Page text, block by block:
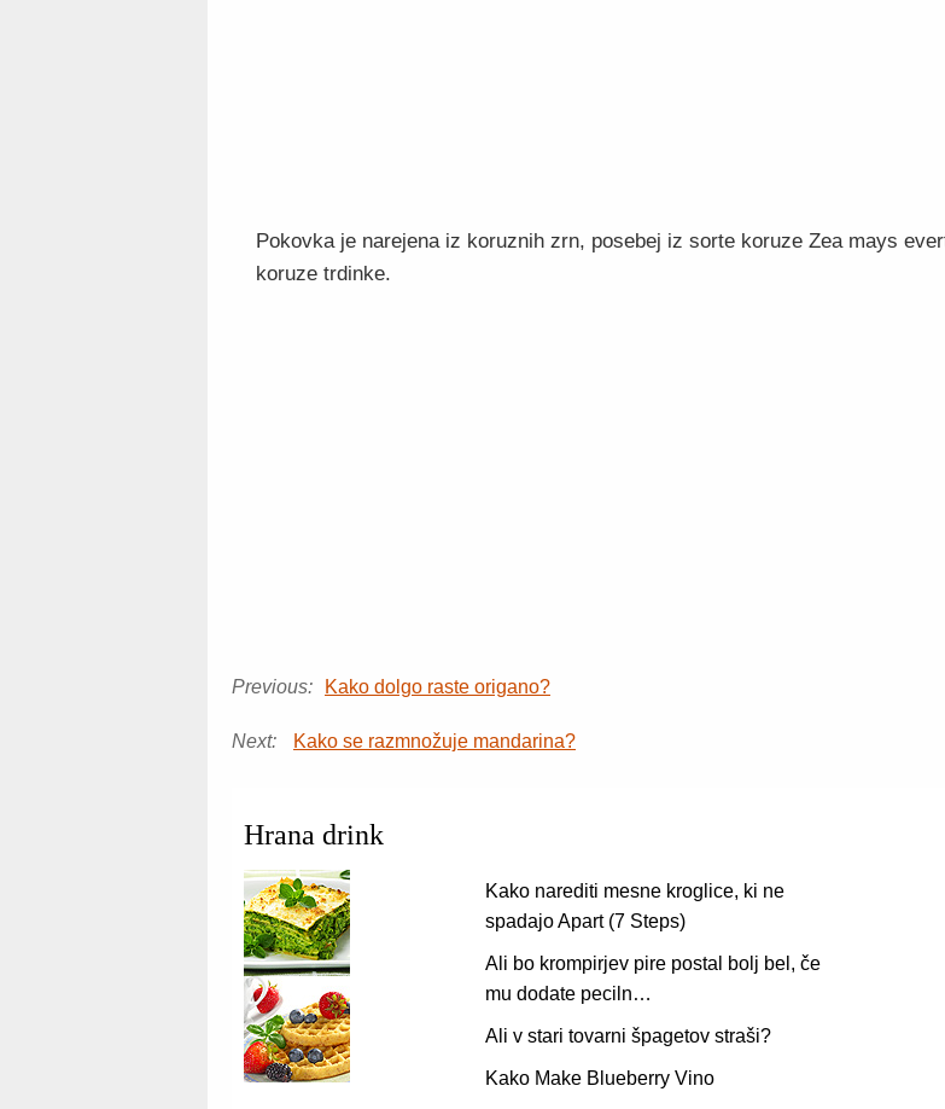
Pokovka je narejena iz koruznih zrn, posebej iz sorte koruze Zea mays
koruze trdinke.
Previous: Kako dolgo raste origano?
Next: Kako se razmnožuje mandarina?
Hrana drink
Kako narediti mesne kroglice, ki ne
spadajo Apart (7 Steps)
Ali bo krompirjev pire postal bolj bel, če
mu dodate peciln…
Ali v stari tovarni špagetov straši?
Kako Make Blueberry Vino